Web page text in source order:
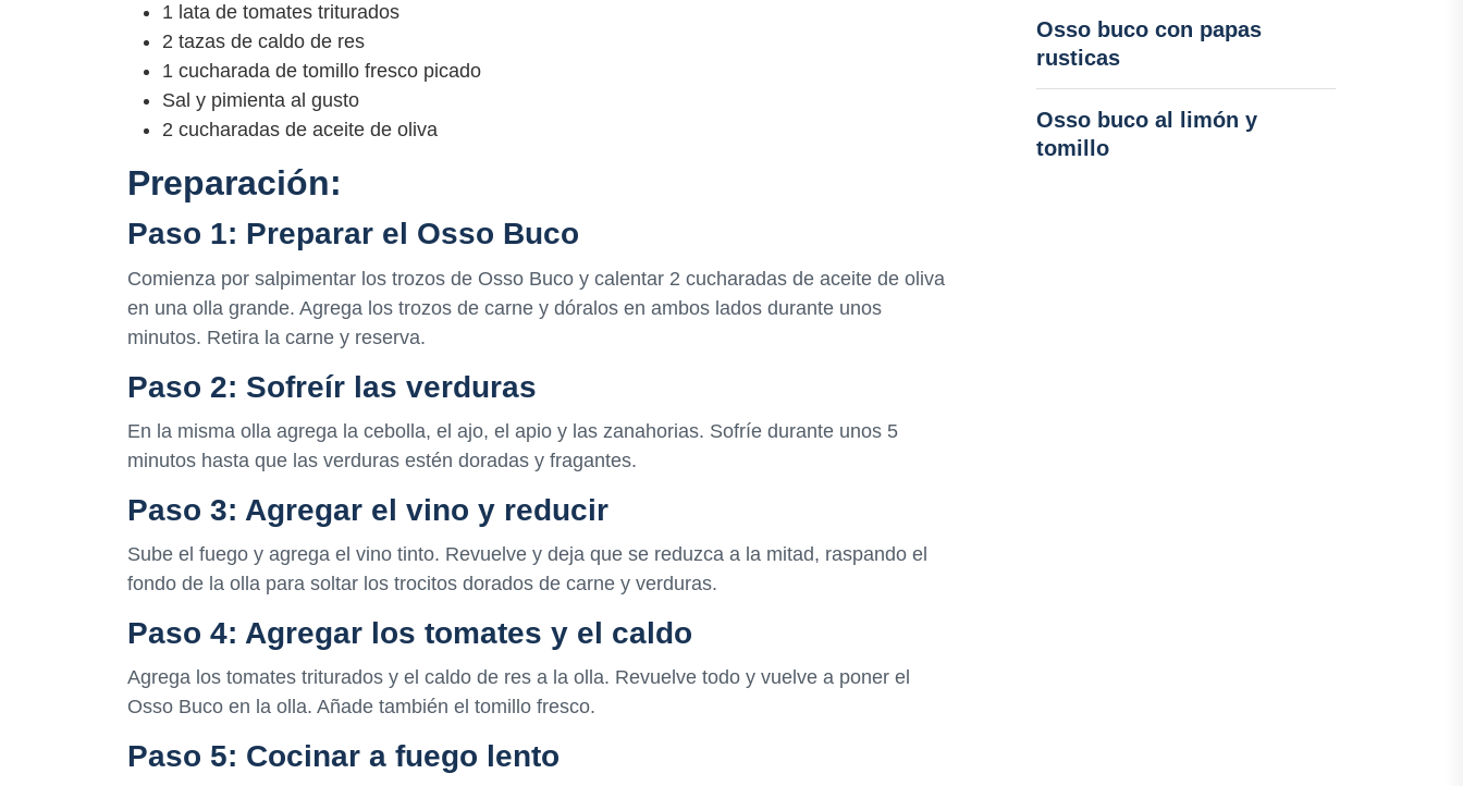
1 lata de tomates triturados
2 tazas de caldo de res
1 cucharada de tomillo fresco picado
Sal y pimienta al gusto
2 cucharadas de aceite de oliva
Preparación:
Paso 1: Preparar el Osso Buco
Comienza por salpimentar los trozos de Osso Buco y calentar 2 cucharadas de aceite de oliva
en una olla grande. Agrega los trozos de carne y dóralos en ambos lados durante unos
minutos. Retira la carne y reserva.
Paso 2: Sofreír las verduras
En la misma olla agrega la cebolla, el ajo, el apio y las zanahorias. Sofríe durante unos 5
minutos hasta que las verduras estén doradas y fragantes.
Paso 3: Agregar el vino y reducir
Sube el fuego y agrega el vino tinto. Revuelve y deja que se reduzca a la mitad, raspando el
fondo de la olla para soltar los trocitos dorados de carne y verduras.
Paso 4: Agregar los tomates y el caldo
Agrega los tomates triturados y el caldo de res a la olla. Revuelve todo y vuelve a poner el
Osso Buco en la olla. Añade también el tomillo fresco.
Paso 5: Cocinar a fuego lento
Osso buco con papas
rusticas
Osso buco al limón y
tomillo